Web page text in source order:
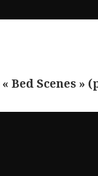
Bed Scenes »